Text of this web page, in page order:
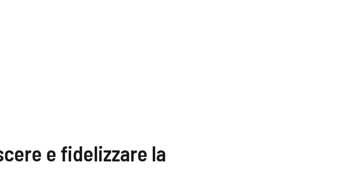
e fidelizzare la